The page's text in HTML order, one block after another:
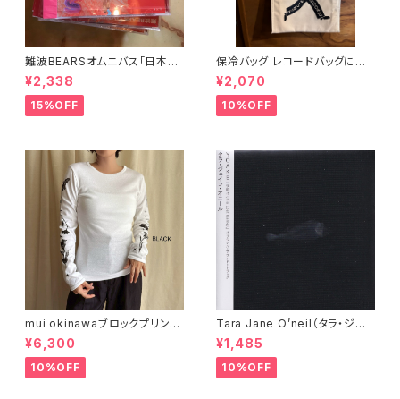
難波BEARSオムニバス「日本解
放」
¥2,338
15%OFF
保冷バッグ レコードバッグにも
なる （7インチサイズ） 水色レ
コード
¥2,070
10%OFF
mui okinawaブロックプリント
長袖シャツ 一輪の花
¥6,300
10%OFF
Tara Jane O’neil（タラ・ジェ
イン・オニール）『YOAKE』
¥1,485
10%OFF